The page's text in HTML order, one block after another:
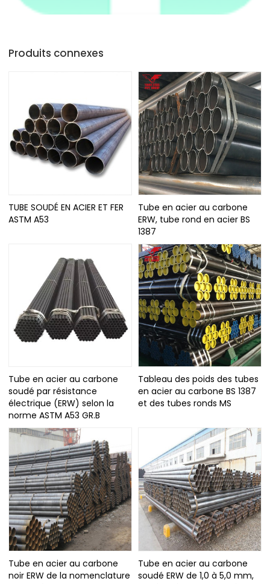
Produits connexes
TUBE SOUDÉ EN ACIER ET FER
ASTM A53
Tube en acier au carbone
ERW, tube rond en acier BS
1387
Tube en acier au carbone
soudé par résistance
électrique (ERW) selon la
norme ASTM A53 GR.B
Tableau des poids des tubes
en acier au carbone BS 1387
et des tubes ronds MS
Tube en acier au carbone
noir ERW de la nomenclature
Tube en acier au carbone
soudé ERW de 1,0 à 5,0 mm,